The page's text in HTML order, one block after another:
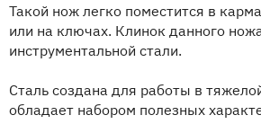
Такой нож легко поместится в
или на ключах. Клинок данного
инструментальной стали.
Сталь создана для работы в
обладает набором полезных